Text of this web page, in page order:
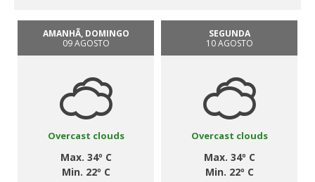
AMANHÃ, DOMINGO
09 AGOSTO
Overcast clouds
Max. 34º C
Min. 22º C
SEGUNDA
10 AGOSTO
Overcast clouds
Max. 34º C
Min. 22º C